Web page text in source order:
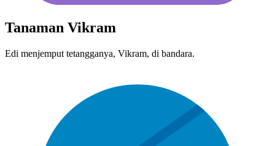
Tanaman Vikram
Edi menjemput tetangga​nya, Vikram, di bandara.